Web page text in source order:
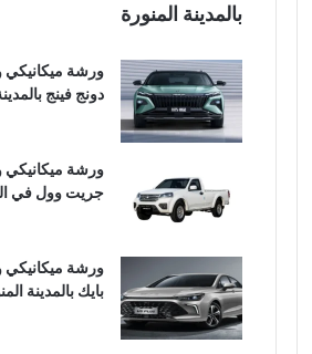
بالمدينة المنورة
ورشة ميكانيكي
دونج فينج
ورشة ميكانيكي
جريت وول في
ورشة ميكانيكي
بايك بالمدينة